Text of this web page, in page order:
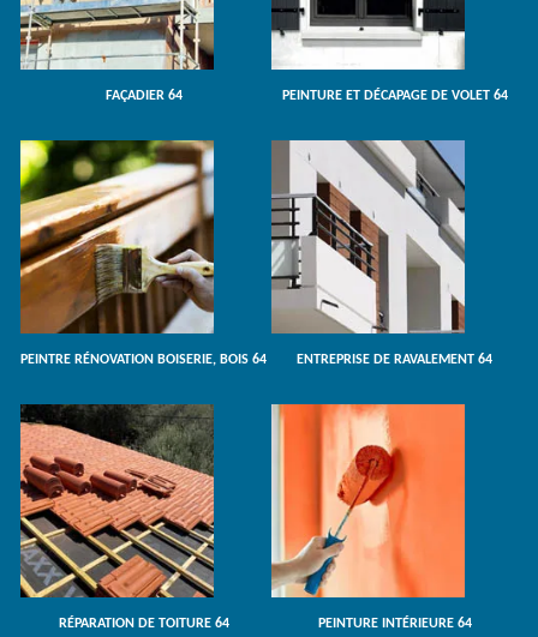
FAÇADIER 64 PEINTURE ET DÉCAPAGE DE VOLET 64
PEINTRE RÉNOVATION BOISERIE, BOIS 64 ENTREPRISE DE RAVALEMENT 64
RÉPARATION DE TOITURE 64 PEINTURE INTÉRIEURE 64